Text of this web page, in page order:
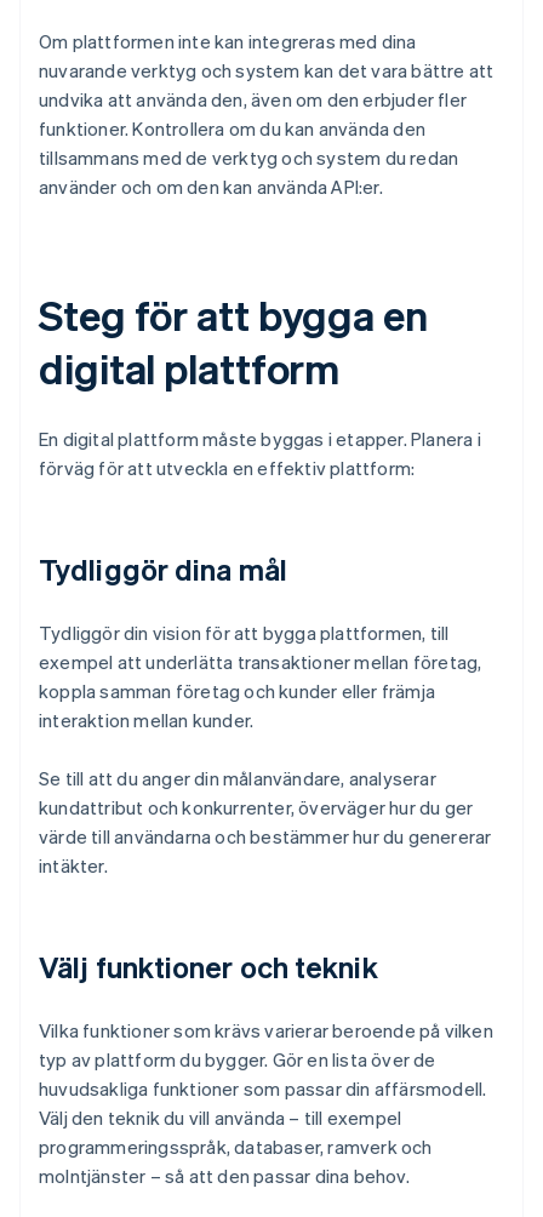
Om plattformen inte kan integreras med dina
nuvarande verktyg och system kan det vara bättre att
undvika att använda den, även om den erbjuder fler
funktioner. Kontrollera om du kan använda den
tillsammans med de verktyg och system du redan
använder och om den kan använda API:er.
Steg för att bygga en
digital plattform
En digital plattform måste byggas i etapper. Planera i
förväg för att utveckla en effektiv plattform:
Tydliggör dina mål
Tydliggör din vision för att bygga plattformen, till
exempel att underlätta transaktioner mellan företag,
koppla samman företag och kunder eller främja
interaktion mellan kunder.
Se till att du anger din målanvändare, analyserar
kundattribut och konkurrenter, överväger hur du ger
värde till användarna och bestämmer hur du genererar
intäkter.
Välj funktioner och teknik
Vilka funktioner som krävs varierar beroende på vilken
typ av plattform du bygger. Gör en lista över de
huvudsakliga funktioner som passar din affärsmodell.
Välj den teknik du vill använda – till exempel
programmeringsspråk, databaser, ramverk och
molntjänster – så att den passar dina behov.